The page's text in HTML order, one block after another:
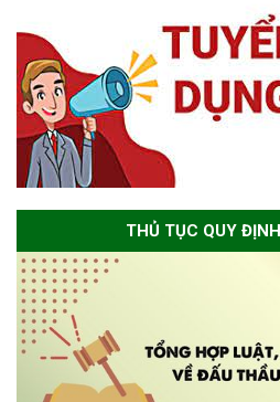
THỦ TỤC QUY